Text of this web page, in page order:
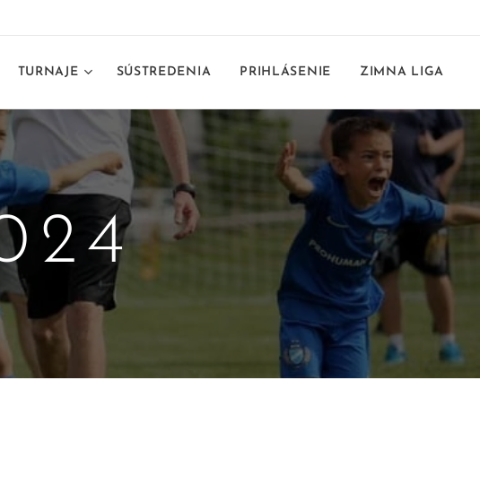
TURNAJE SÚSTREDENIA PRIHLÁSENIE ZIMNA LIGA